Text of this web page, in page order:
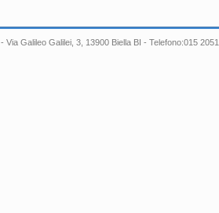
- Via Galileo Galilei, 3, 13900 Biella BI - Telefono:015